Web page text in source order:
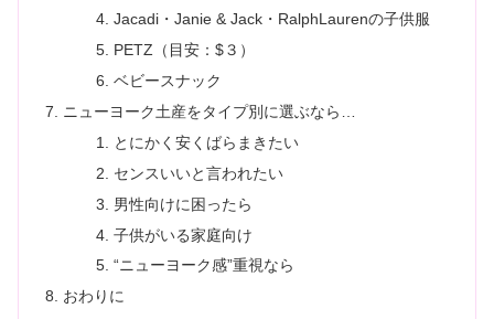
Jacadi・Janie & Jack・RalphLaurenの子供服
PETZ（目安：$３）
ベビースナック
ニューヨーク土産をタイプ別に選ぶなら…
とにかく安くばらまきたい
センスいいと言われたい
男性向けに困ったら
子供がいる家庭向け
“ニューヨーク感”重視なら
おわりに